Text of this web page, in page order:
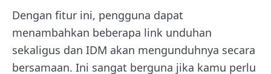
Dengan fitur ini, pengguna dapat
menambahkan beberapa link unduhan
sekaligus dan IDM akan mengunduhnya secara
bersamaan. Ini sangat berguna jika kamu perlu